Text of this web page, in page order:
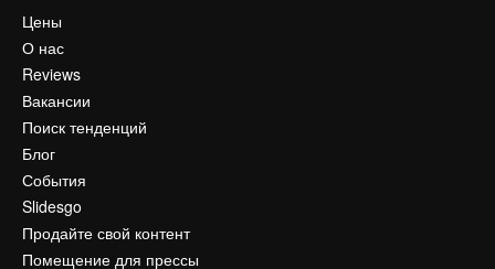
Цены
О нас
Reviews
Вакансии
Поиск тенденций
Блог
События
Slidesgo
Продайте свой контент
Помещение для прессы